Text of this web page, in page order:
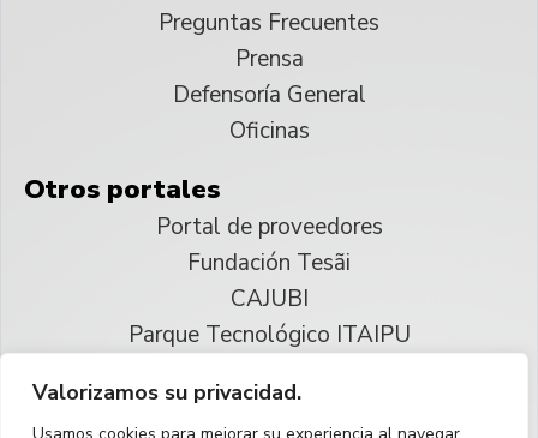
Valorizamos su privacidad.
Preguntas Frecuentes
Prensa
Defensoría General
Oficinas
Otros portales
Portal de proveedores
Fundación Tesãi
CAJUBI
Parque Tecnológico ITAIPU